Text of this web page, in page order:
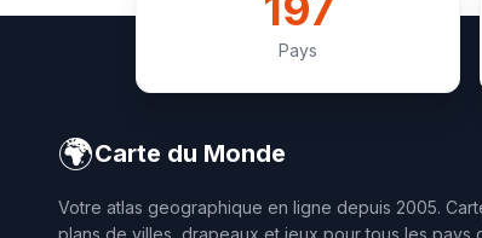
Pays
🌍Carte du Monde
Votre atlas geographique en ligne depuis 2005.
plans de villes, drapeaux et jeux pour tous les pays